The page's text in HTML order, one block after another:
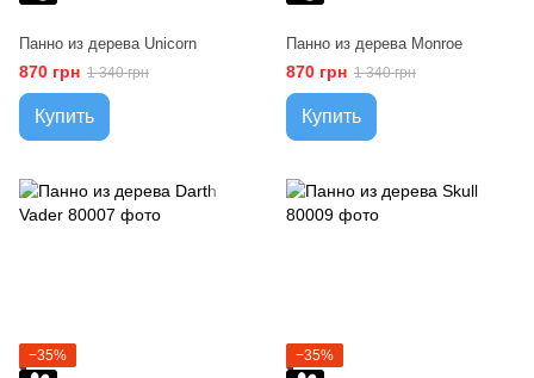
Панно из дерева Unicorn
870 грн 1 340 грн
Купить
Панно из дерева Monroe
870 грн 1 340 грн
Купить
−35% −35%